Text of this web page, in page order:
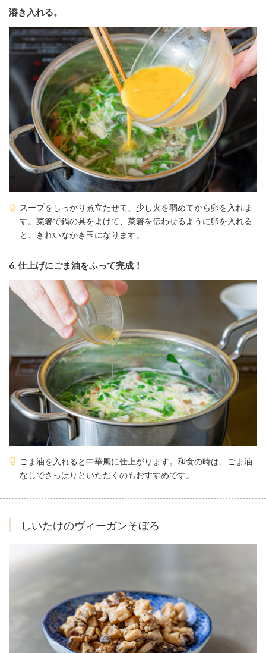
溶き入れる。
スープをしっかり煮立たせて、少し火を弱めてから卵を入れま
す。菜箸で鍋の具をよけて、菜箸を伝わせるように卵を入れる
と、きれいなかき玉になります。
6.仕上げにごま油をふって完成！
ごま油を入れると中華風に仕上がります。和食の時は、ごま油
なしでさっぱりといただくのもおすすめです。
しいたけのヴィーガンそぼろ